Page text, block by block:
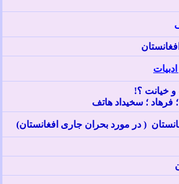
خیانت ؟!
فرهاد ؛ سخیداد هاتف
( در مورد بحران جاری افغانستان)